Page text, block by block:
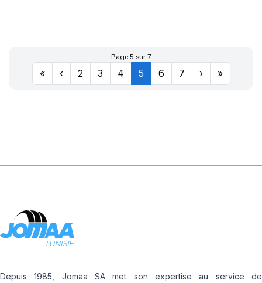
HP010
Page 5 sur 7
« ‹ 2 3 4 5 6 7 › »
Depuis 1985, Jomaa SA met son expertise au service de